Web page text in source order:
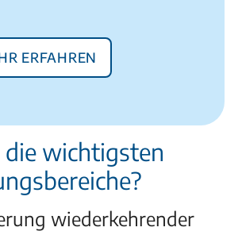
erfahren
die wichtigsten
wiederkehrender